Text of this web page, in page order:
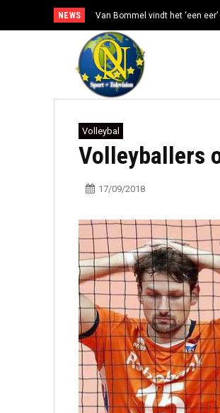
NEWS Van Bommel vindt het ‘een
Volleybal
Volleyballers
17/09/2018